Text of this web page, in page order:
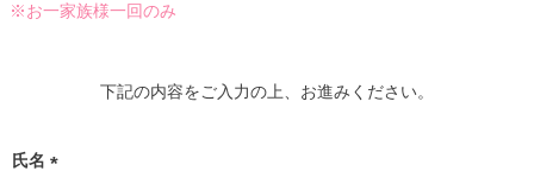
※お一家族様一回のみ
下記の内容をご入力の上、お進みください。
氏名